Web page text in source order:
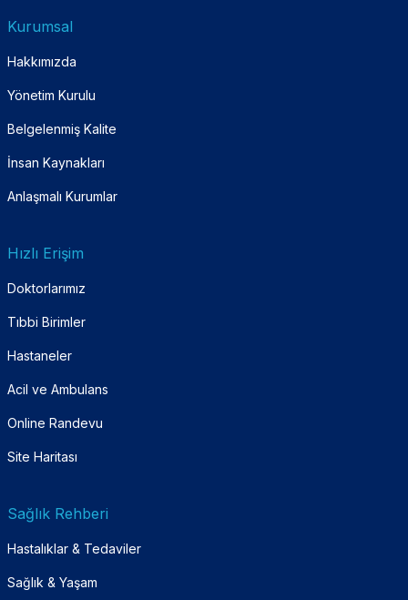
Kurumsal
Hakkımızda
Yönetim Kurulu
Belgelenmiş Kalite
İnsan Kaynakları
Anlaşmalı Kurumlar
Hızlı Erişim
Doktorlarımız
Tıbbi Birimler
Hastaneler
Acil ve Ambulans
Online Randevu
Site Haritası
Sağlık Rehberi
Hastalıklar & Tedaviler
Sağlık & Yaşam